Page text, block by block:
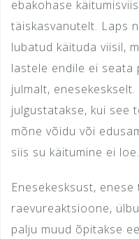
ebakohase
täiskasvanutelt. Laps
lubatud käituda viisil,
lastele endile ei seata
julmalt,
julgustatakse, kui see
mõne võidu või
siis su käitumine ei
Enesekesksust,
raevureaktsioone,
palju muud õpitakse